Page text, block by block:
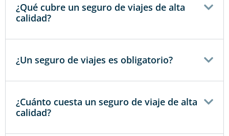
¿Qué cubre un seguro de viajes de alta
calidad?
¿Un seguro de viajes es obligatorio?
¿Cuánto cuesta un seguro de viaje de alta
calidad?